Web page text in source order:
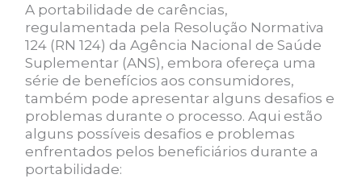
A portabilidade de carências,
regulamentada pela Resolução Normativa
124 (RN 124) da Agência Nacional de Saúde
Suplementar (ANS), embora ofereça uma
série de benefícios aos consumidores,
também pode apresentar alguns desafios e
problemas durante o processo. Aqui estão
alguns possíveis desafios e problemas
enfrentados pelos beneficiários durante a
portabilidade: